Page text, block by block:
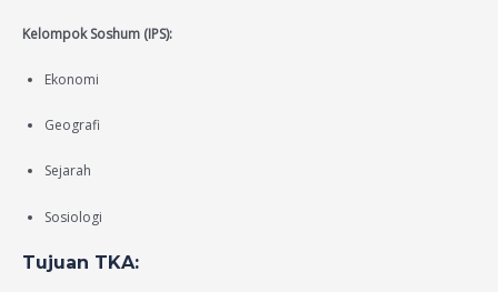
Kelompok Soshum (IPS):
Ekonomi
Geografi
Sejarah
Sosiologi
Tujuan TKA: